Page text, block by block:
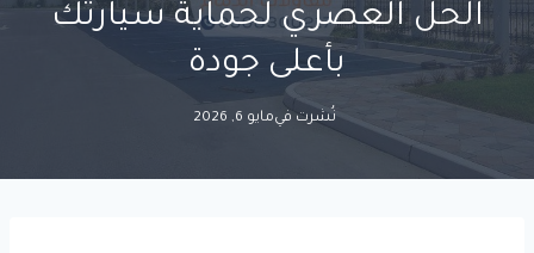
الحل العصري لحماية سيارتك
بأعلى جودة
نُشرت فيمايو 6, 2026